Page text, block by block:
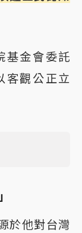
基金會委託
客觀公正立
於他對台灣